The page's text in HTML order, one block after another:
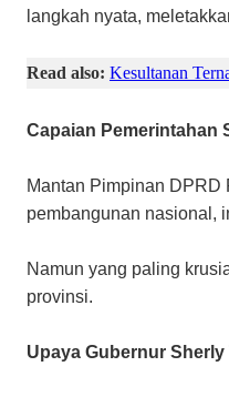
langkah nyata,
Read also: Kesultanan
Capaian Pemerintahan
Mantan Pimpinan DPRD
pembangunan nasional,
Namun yang paling
provinsi.
Upaya Gubernur